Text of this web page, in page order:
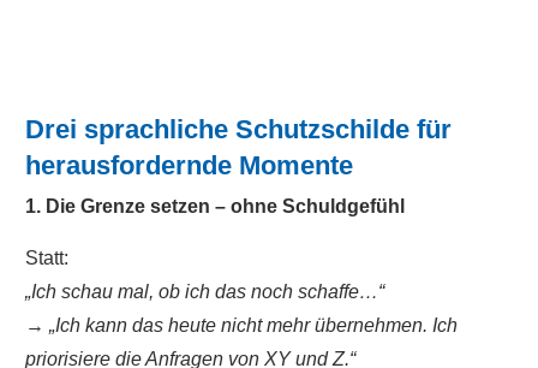
Drei sprachliche Schutzschilde für
herausfordernde Momente
1. Die Grenze setzen – ohne Schuldgefühl
Statt:
„Ich schau mal, ob ich das noch schaffe…“
→ „Ich kann das heute nicht mehr übernehmen. Ich
priorisiere die Anfragen von XY und Z.“